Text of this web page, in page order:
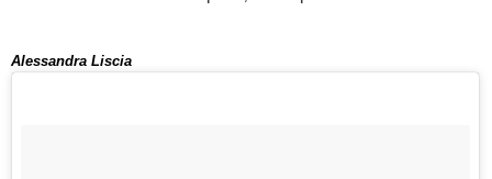
Alessandra Liscia